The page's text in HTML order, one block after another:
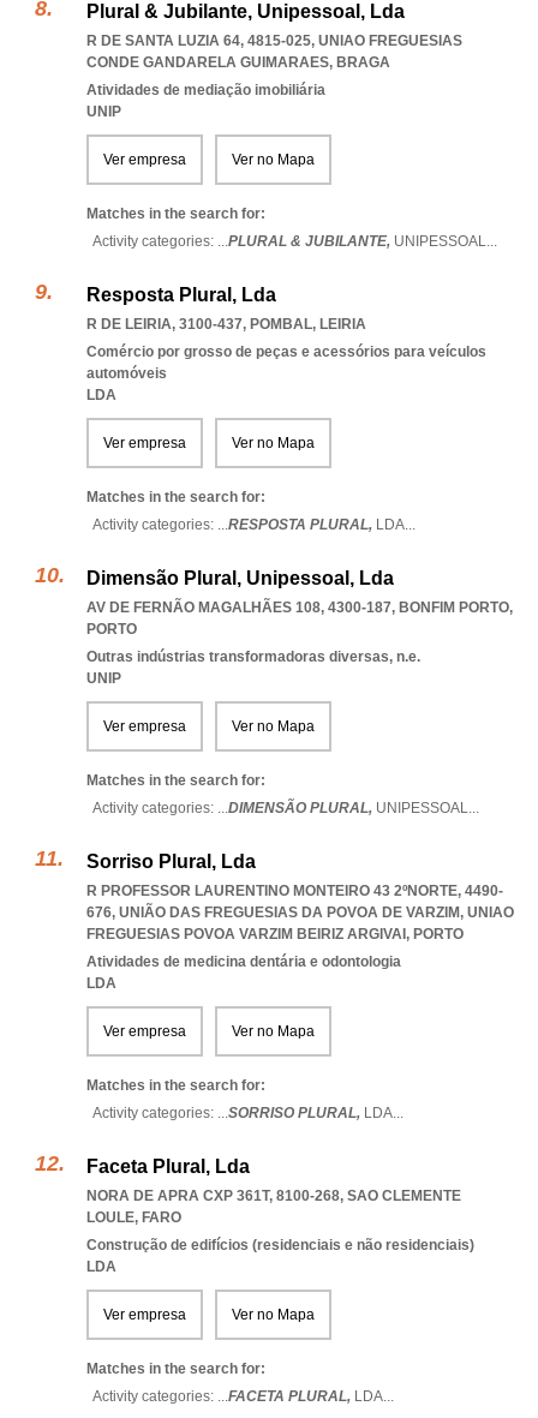
Plural & Jubilante, Unipessoal, Lda
R DE SANTA LUZIA 64, 4815-025, UNIAO FREGUESIAS
CONDE GANDARELA GUIMARAES, BRAGA
Atividades de mediação imobiliária
UNIP
Ver empresa Ver no Mapa
Matches in the search for:
Activity categories: ...PLURAL & JUBILANTE, UNIPESSOAL...
Resposta Plural, Lda
R DE LEIRIA, 3100-437, POMBAL, LEIRIA
Comércio por grosso de peças e acessórios para veículos
automóveis
LDA
Ver empresa Ver no Mapa
Matches in the search for:
Activity categories: ...RESPOSTA PLURAL, LDA...
Dimensão Plural, Unipessoal, Lda
AV DE FERNÃO MAGALHÃES 108, 4300-187, BONFIM PORTO,
PORTO
Outras indústrias transformadoras diversas, n.e.
UNIP
Ver empresa Ver no Mapa
Matches in the search for:
Activity categories: ...DIMENSÃO PLURAL, UNIPESSOAL...
Sorriso Plural, Lda
R PROFESSOR LAURENTINO MONTEIRO 43 2ºNORTE, 4490-
676, UNIÃO DAS FREGUESIAS DA POVOA DE VARZIM, UNIAO
FREGUESIAS POVOA VARZIM BEIRIZ ARGIVAI , PORTO
Atividades de medicina dentária e odontologia
LDA
Ver empresa Ver no Mapa
Matches in the search for:
Activity categories: ...SORRISO PLURAL, LDA...
Faceta Plural, Lda
NORA DE APRA CXP 361T, 8100-268, SAO CLEMENTE
LOULE, FARO
Construção de edifícios (residenciais e não residenciais)
LDA
Ver empresa Ver no Mapa
Matches in the search for:
Activity categories: ...FACETA PLURAL, LDA...